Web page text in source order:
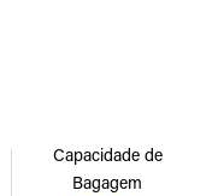
Capacidade de
Bagagem